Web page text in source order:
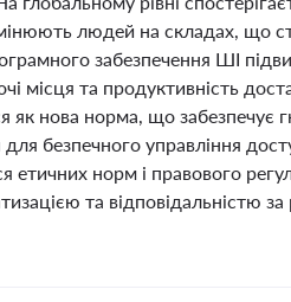
людей на складах, що
забезпечення ШІ
місця та продуктивність
нова норма, що забезпечує
безпечного управління
етичних норм і правового
та відповідальністю